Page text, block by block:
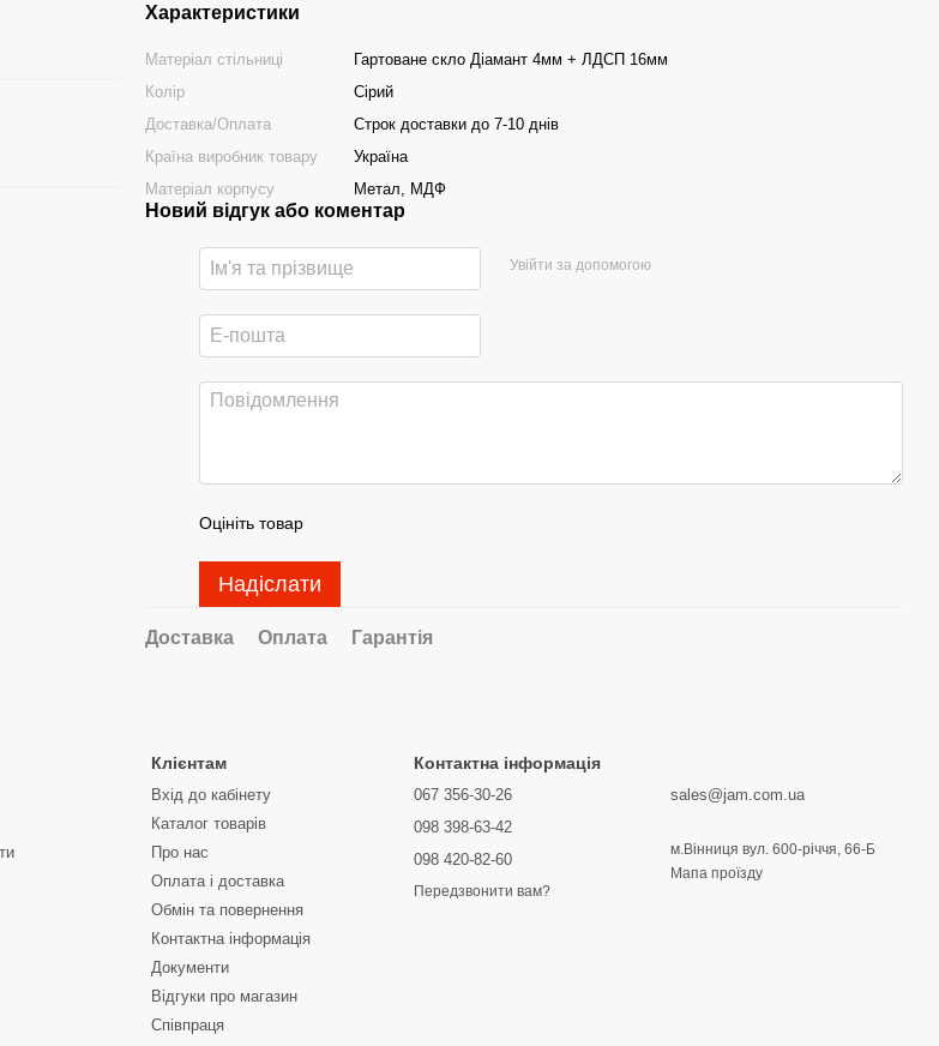
Характеристики
Матеріал стільниці
Гартоване скло Діамант 4мм + ЛДСП 16мм
Колір
Сірий
Доставка/Оплата
Строк доставки до 7-10 днів
Країна виробник товару
Україна
Матеріал корпусу
Метал, МДФ
Новий відгук або коментар
Увійти за допомогою
Оцініть товар
Надіслати
Доставка Оплата Гарантія
Клієнтам
Вхід до кабінету
Каталог товарів
Про нас
Оплата і доставка
Обмін та повернення
Контактна інформація
Документи
Відгуки про магазин
Співпраця
Контактна інформація
067 356-30-26
098 398-63-42
098 420-82-60
Передзвонити вам?
sales@jam.com.ua
м.Вінниця вул. 600-річчя, 66-Б
Мапа проїзду